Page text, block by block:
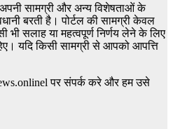
सामग्री और अन्य विशेषताओं के
बरती है। पोर्टल की सामग्री केवल
भी सलाह या महत्वपूर्ण निर्णय लेने के लिए
यदि किसी सामग्री से आपको आपत्ति
पर संपर्क करे और हम उसे